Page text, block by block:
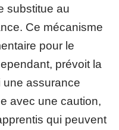
substitue au
Ce mécanisme
pour le
prévoit la
une assurance
avec une caution,
qui peuvent